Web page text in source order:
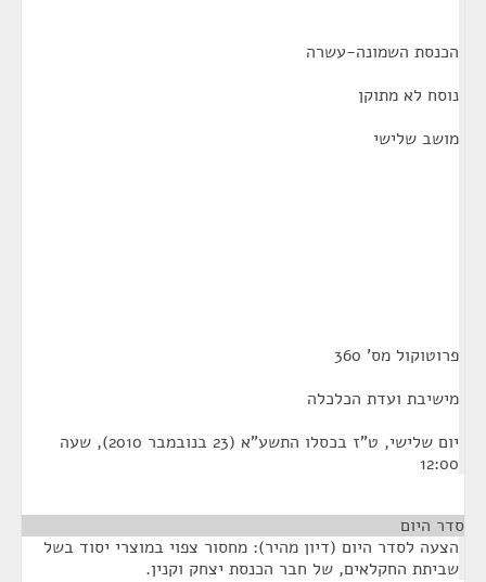
הכנסת השמונה-עשרה
נוסח לא מתוקן
מושב שלישי
פרוטוקול מס' 360
מישיבת ועדת הכלכלה
יום שלישי, ט"ז בכסלו התשע"א (23 בנובמבר 2010), שעה
12:00
סדר היום
הצעה לסדר היום (דיון מהיר): מחסור צפוי במוצרי יסוד בשל
שביתת החקלאים, של חבר הכנסת יצחק וקנין.